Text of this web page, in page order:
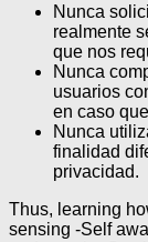
Nunca
realmente
que nos
Nunca
usuarios
en caso
Nunca
finalidad
privacidad.
Thus, learning
sensing -Self